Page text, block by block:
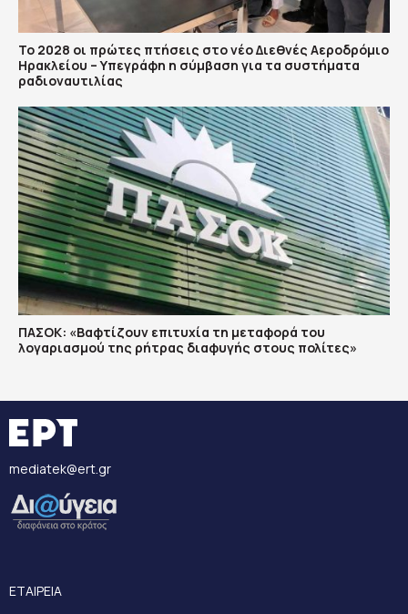
Το 2028 οι πρώτες πτήσεις στο νέο Διεθνές Αεροδρόμιο
Ηρακλείου – Υπεγράφη η σύμβαση για τα συστήματα
ραδιοναυτιλίας
ΠΑΣΟΚ: «Βαφτίζουν επιτυχία τη μεταφορά του
λογαριασμού της ρήτρας διαφυγής στους πολίτες»
mediatek@ert.gr
ΕΤΑΙΡΕΙΑ